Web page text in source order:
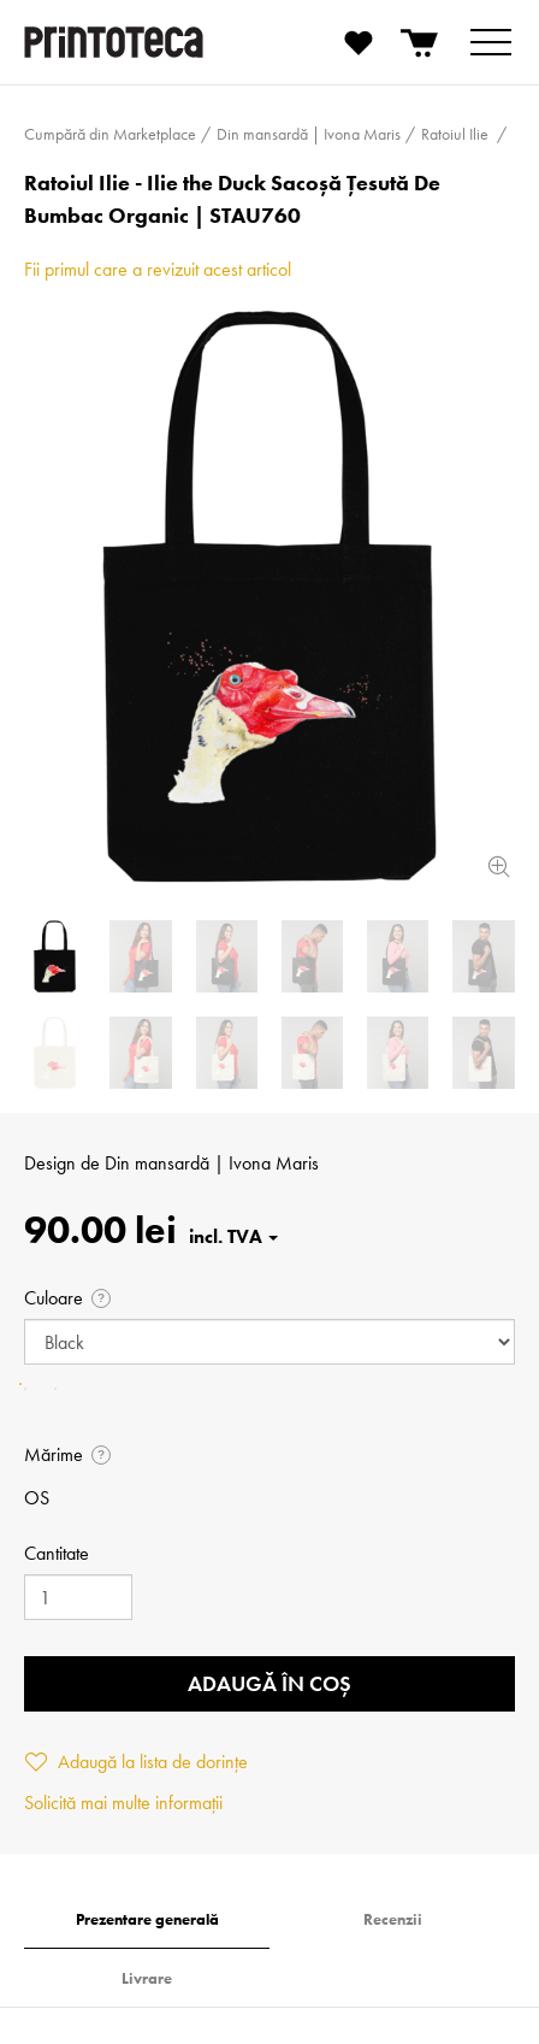
Cumpără din Marketplace Din mansardă | Ivona Maris Ratoiul Ilie
Ratoiul Ilie - Ilie the Duck Sacoșă Țesută De
Bumbac Organic | STAU760
Fii primul care a revizuit acest articol
Design de Din mansardă | Ivona Maris
90.00 lei
Culoare ?
Mărime ?
OS
Cantitate
ADAUGĂ ÎN COȘ
Adaugă la lista de dorințe
Solicită mai multe informații
Prezentare generală Recenzii
Livrare